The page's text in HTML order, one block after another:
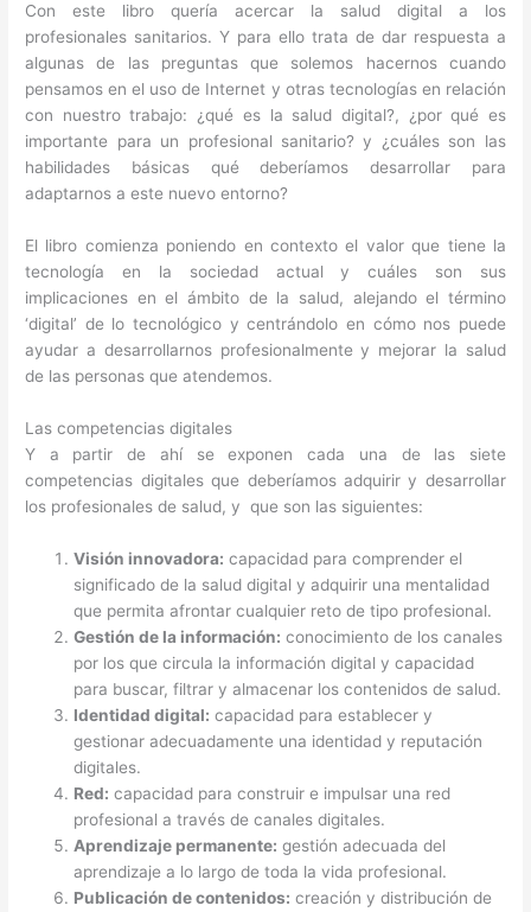
Con este libro quería acercar la salud digital a los
profesionales sanitarios. Y para ello trata de dar respuesta a
algunas de las preguntas que solemos hacernos cuando
pensamos en el uso de Internet y otras tecnologías en relación
con nuestro trabajo: ¿qué es la salud digital?, ¿por qué es
importante para un profesional sanitario? y ¿cuáles son las
habilidades básicas qué deberíamos desarrollar para
adaptarnos a este nuevo entorno?
El libro comienza poniendo en contexto el valor que tiene la
tecnología en la sociedad actual y cuáles son sus
implicaciones en el ámbito de la salud, alejando el término
‘digital’ de lo tecnológico y centrándolo en cómo nos puede
ayudar a desarrollarnos profesionalmente y mejorar la salud
de las personas que atendemos.
Las competencias digitales
Y a partir de ahí se exponen cada una de las siete
competencias digitales que deberíamos adquirir y desarrollar
los profesionales de salud, y que son las siguientes:
Visión innovadora: capacidad para comprender el
significado de la salud digital y adquirir una mentalidad
que permita afrontar cualquier reto de tipo profesional.
Gestión de la información: conocimiento de los canales
por los que circula la información digital y capacidad
para buscar, filtrar y almacenar los contenidos de salud.
Identidad digital: capacidad para establecer y
gestionar adecuadamente una identidad y reputación
digitales.
Red: capacidad para construir e impulsar una red
profesional a través de canales digitales.
Aprendizaje permanente: gestión adecuada del
aprendizaje a lo largo de toda la vida profesional.
Publicación de contenidos: creación y distribución de